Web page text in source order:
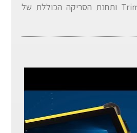
Trimble S-Series ותחנת הסריקה הכוללת של